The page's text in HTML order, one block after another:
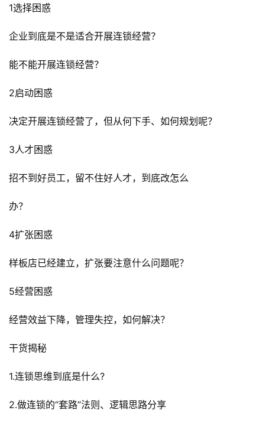
1选择困惑
企业到底是不是适合开展连锁经营？
能不能开展连锁经营？
2启动困惑
决定开展连锁经营了，但从何下手、如何规划呢？
3人才困惑
招不到好员工，留不住好人才，到底改怎么
办？
4扩张困惑
样板店已经建立，扩张要注意什么问题呢？
5经营困惑
经营效益下降，管理失控，如何解决？
干货揭秘
1.连锁思维到底是什么?
2.做连锁的“套路”法则、逻辑思路分享